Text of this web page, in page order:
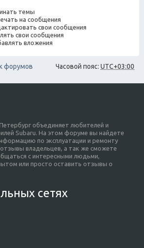
темы
на сообщения
свои сообщения
свои сообщения
вложения
Часовой пояс: UTC+03:00
форумов
объединяет любителей и
Subaru. На этом форуме вы найдете
по эксплуатации и ремонту
владельцев, а так же сможете
с интересными людьми,
или просто оставить отзывы о
сетях